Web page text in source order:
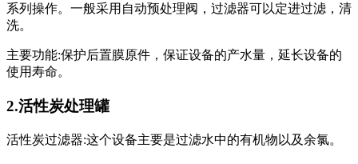
系列操作。一般采用自动预处理阀，过滤器可以定进过滤，清
洗。
主要功能:保护后置膜原件，保证设备的产水量，延长设备的
使用寿命。
2.活性炭处理罐
活性炭过滤器:这个设备主要是过滤水中的有机物以及余氯。